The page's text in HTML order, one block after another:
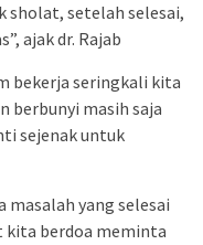
sholat, setelah selesai,
ajak dr. Rajab
bekerja seringkali kita
berbunyi masih saja
sejenak untuk
masalah yang selesai
kita berdoa meminta